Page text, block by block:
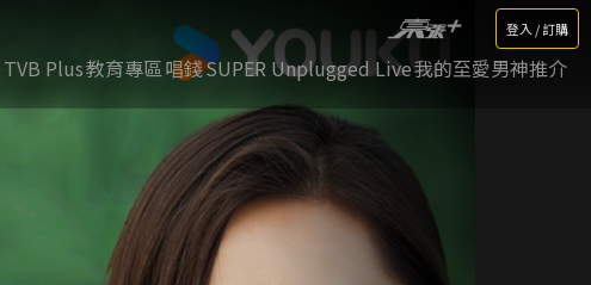
登入 / 訂購
TVB Plus教育專區唱錢SUPER Unplugged Live我的至愛男神推介